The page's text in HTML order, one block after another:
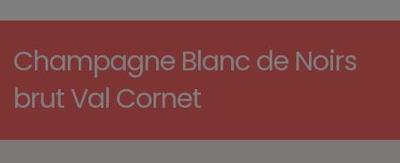
Champagne Blanc de Noirs
brut Val Cornet